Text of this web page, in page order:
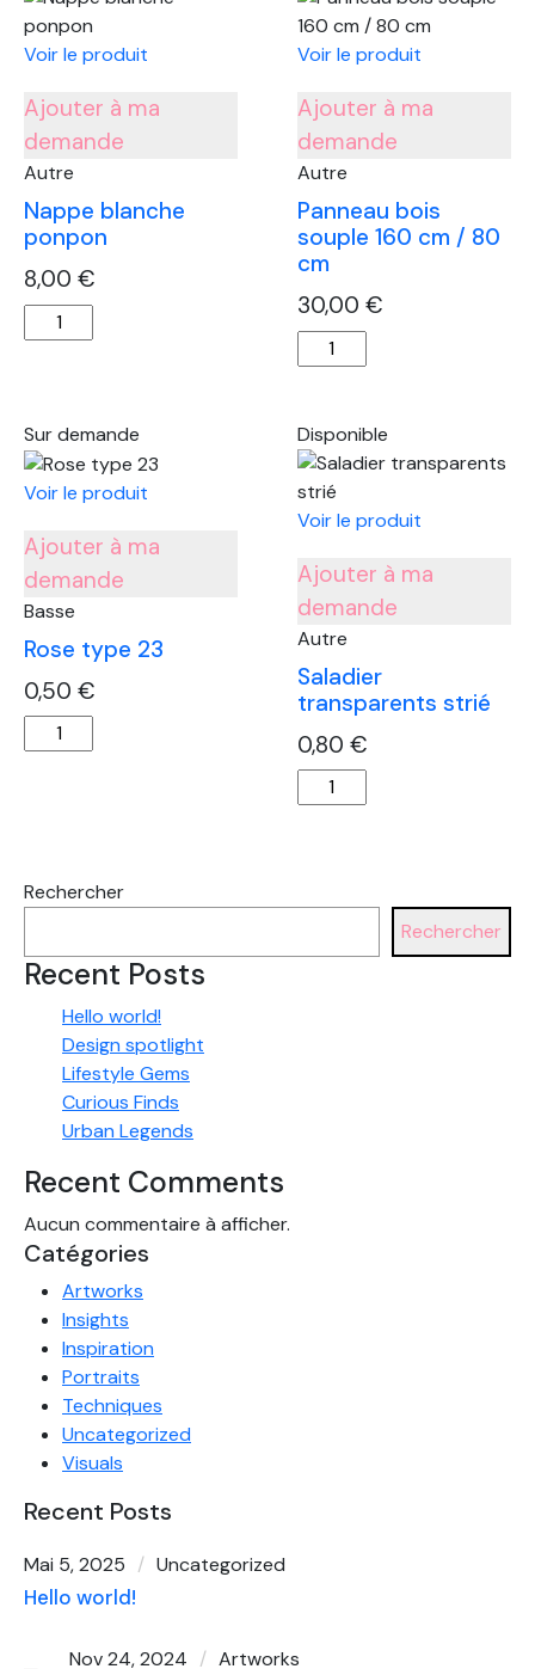
mail
rose
Voir le produit
Ajouter à ma
demande
Autre
Nappe blanche
ponpon
8,00 €
quantité
de
ponpon
Voir le produit
Ajouter à ma
demande
Autre
Panneau bois
souple 160 cm / 80
cm
30,00 €
quantité
de
bois
souple
160
cm
80
cm
Sur demande
Voir le produit
Ajouter à ma
demande
Basse
Rose type 23
0,50 €
quantité
de
Disponible
Voir le produit
Ajouter à ma
demande
Autre
Saladier
transparents strié
0,80 €
quantité
de
Rechercher
Rechercher
Recent Posts
Hello world!
Design spotlight
Lifestyle Gems
Curious Finds
Urban Legends
Recent Comments
Aucun commentaire à afficher.
Catégories
Artworks
Insights
Inspiration
Portraits
Techniques
Uncategorized
Visuals
Recent Posts
Mai 5, 2025 Uncategorized
Hello world!
Nov 24, 2024 Artworks